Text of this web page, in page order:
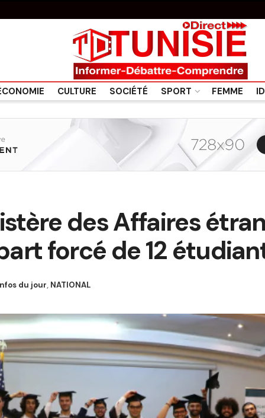
CULTURE SOCIÉTÉ SPORT FEMME
des Affaires
forcé de 12
du jour, NATIONAL